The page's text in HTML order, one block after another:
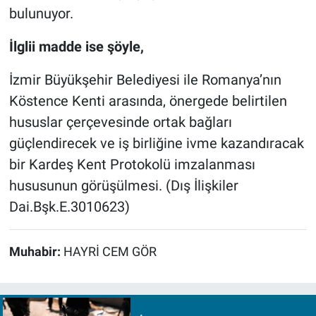
bulunuyor.
İlglii madde ise şöyle,
İzmir Büyükşehir Belediyesi ile Romanya’nın
Köstence Kenti arasında, önergede belirtilen
hususlar çerçevesinde ortak bağları
güçlendirecek ve iş birliğine ivme kazandıracak
bir Kardeş Kent Protokolü imzalanması
hususunun görüşülmesi. (Dış İlişkiler
Dai.Bşk.E.3010623)
Muhabir: HAYRİ CEM GÖR